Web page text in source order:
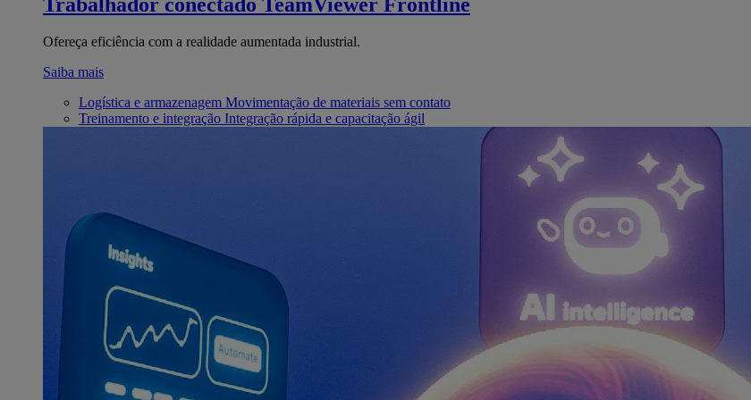
Ofereça eficiência com a realidade aumentada industrial.
Saiba mais
Logística e armazenagem Movimentação de materiais sem contato
Treinamento e integração Integração rápida e capacitação ágil